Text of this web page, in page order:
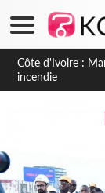
Côte d'Ivoire :
transformée en
dépigmentants